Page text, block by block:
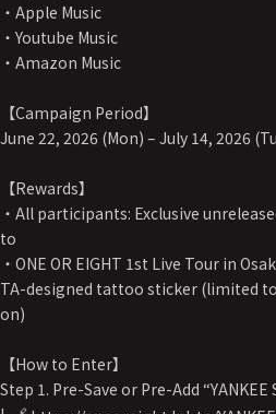
・Apple Music
・Youtube Music
・Amazon Music
【Campaign Period】
June 22, 2026 (Mon) – July 14, 2026
【Rewards】
・All participants: Exclusive
to
・ONE OR EIGHT 1st Live Tour in
TA-designed tattoo sticker (limited
on)
【How to Enter】
Step 1. Pre-Save or Pre-Add “YANKEE